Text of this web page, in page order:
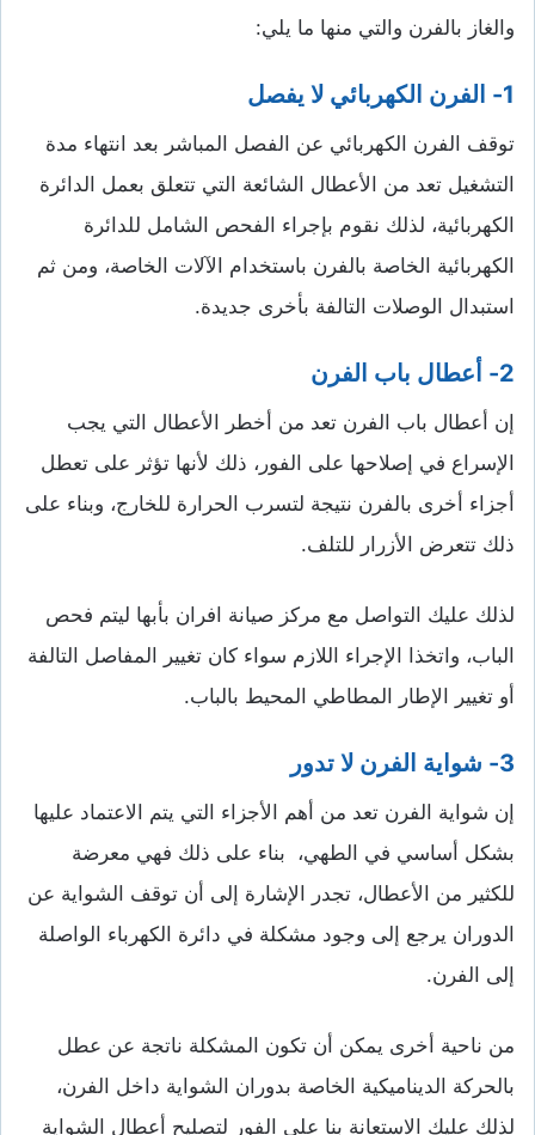
والغاز بالفرن والتي منها ما يلي:
1- الفرن الكهربائي لا يفصل
توقف الفرن الكهربائي عن الفصل المباشر بعد انتهاء مدة
التشغيل تعد من الأعطال الشائعة التي تتعلق بعمل الدائرة
الكهربائية، لذلك نقوم بإجراء الفحص الشامل للدائرة
الكهربائية الخاصة بالفرن باستخدام الآلات الخاصة، ومن ثم
استبدال الوصلات التالفة بأخرى جديدة.
2- أعطال باب الفرن
إن أعطال باب الفرن تعد من أخطر الأعطال التي يجب
الإسراع في إصلاحها على الفور، ذلك لأنها تؤثر على تعطل
أجزاء أخرى بالفرن نتيجة لتسرب الحرارة للخارج، وبناء على
ذلك تتعرض الأزرار للتلف.
لذلك عليك التواصل مع مركز صيانة افران بأبها ليتم فحص
الباب، واتخذا الإجراء اللازم سواء كان تغيير المفاصل التالفة
أو تغيير الإطار المطاطي المحيط بالباب.
3- شواية الفرن لا تدور
إن شواية الفرن تعد من أهم الأجزاء التي يتم الاعتماد عليها
بشكل أساسي في الطهي، بناء على ذلك فهي معرضة
للكثير من الأعطال، تجدر الإشارة إلى أن توقف الشواية عن
الدوران يرجع إلى وجود مشكلة في دائرة الكهرباء الواصلة
إلى الفرن.
من ناحية أخرى يمكن أن تكون المشكلة ناتجة عن عطل
بالحركة الديناميكية الخاصة بدوران الشواية داخل الفرن،
لذلك عليك الاستعانة بنا على الفور لتصليح أعطال الشواية